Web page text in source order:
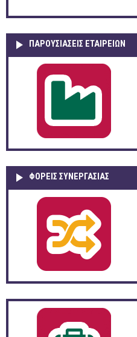
ΠΑΡΟΥΣΙΆΣΕΙΣ ΕΤΑΙΡΕΙΏΝ
ΦΟΡΕΙΣ ΣΥΝΕΡΓΑΣΙΑΣ